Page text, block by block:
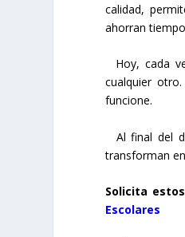
calidad,
ahorran
Hoy, cada
cualquier
funcione.
Al final del
transforman
Solicita
Escolares